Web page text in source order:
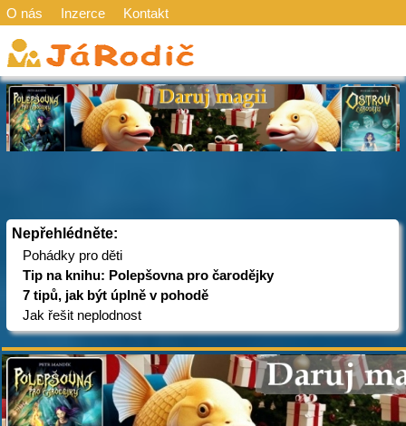
O nás Inzerce Kontakt
Nepřehlédněte:
Pohádky pro děti
Tip na knihu: Polepšovna pro čarodějky
7 tipů, jak být úplně v pohodě
Jak řešit neplodnost